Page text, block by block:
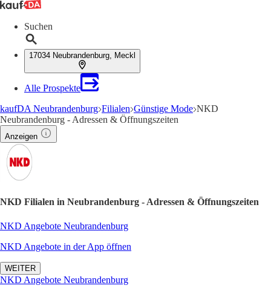
Suchen
17034 Neubrandenburg, Meckl
Alle Prospekte
kaufDA Neubrandenburg Filialen Günstige Mode NKD
Neubrandenburg - Adressen & Öffnungszeiten
Anzeigen
NKD Filialen in Neubrandenburg - Adressen & Öffnungszeiten
NKD Angebote Neubrandenburg
NKD Angebote in der App öffnen
WEITER
NKD Angebote Neubrandenburg